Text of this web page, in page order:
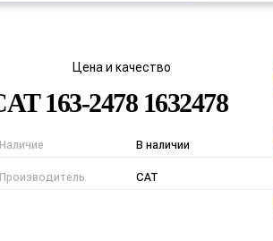
Цена и качество
163-2478 1632478
Наличие В наличии
Производитель CAT